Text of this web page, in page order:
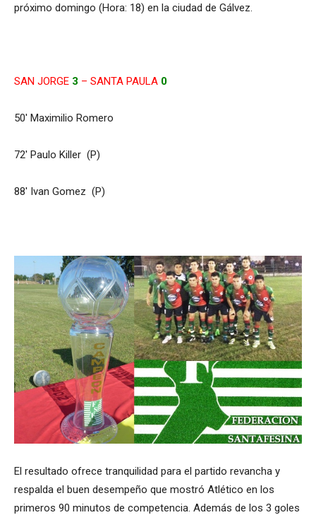
próximo domingo (Hora: 18) en la ciudad de Gálvez.
SAN JORGE 3 – SANTA PAULA 0
50′ Maximilio Romero
72′ Paulo Killer (P)
88′ Ivan Gomez (P)
El resultado ofrece tranquilidad para el partido revancha y
respalda el buen desempeño que mostró Atlético en los
primeros 90 minutos de competencia. Además de los 3 goles